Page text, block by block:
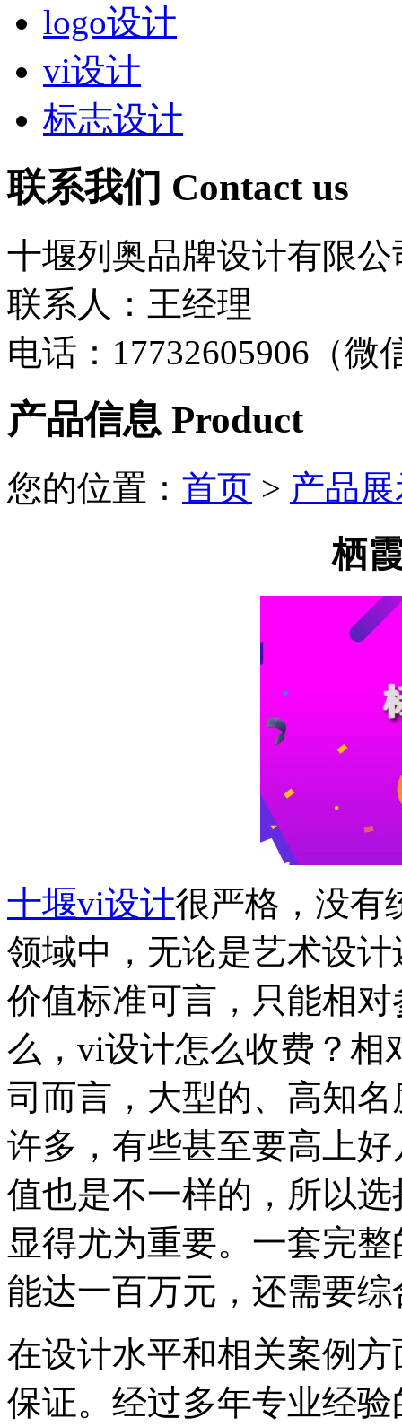
logo设计
vi设计
标志设计
联系我们 Contact us
十堰列奥品牌设计有限公
联系人：王经理
电话：17732605906（微
产品信息 Product
您的位置： 首页 > 产品
栖
十堰vi设计很严格，没有
领域中，无论是艺术设
价值标准可言，只能相
么，vi设计怎么收费？相
司而言，大型的、高知
许多，有些甚至要高上
值也是不一样的，所以
显得尤为重要。一套完
能达一百万元，还需要
在设计水平和相关案例
保证。经过多年专业经